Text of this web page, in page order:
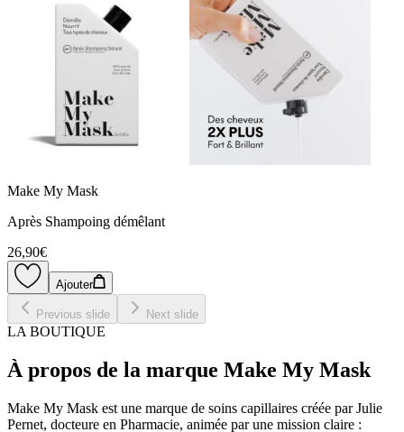
Make My Mask
Après Shampoing démêlant
26,90€
Ajouter
Previous slide Next slide
LA BOUTIQUE
À propos de la marque Make My Mask
Make My Mask est une marque de soins capillaires créée par Julie
Pernet, docteure en Pharmacie, animée par une mission claire :